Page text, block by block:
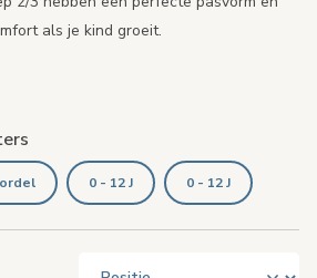
als je kind groeit.
0 - 12 J 0 - 12 J